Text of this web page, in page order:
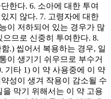
한다. 6. 소아에 대한 투여
지 않다. 7. 고령자에 대한
이 저하되어 있는 경우가 많
므로 신중히 투여한다. 8.
.) 씹어서 복용하는 경우, 일
이 생기기 쉬우므로 부수거
기타 1) 이 약 사용중에 이 약
성이 생겨 작용이 감소될 수
막기 위해서는 이 약 고용